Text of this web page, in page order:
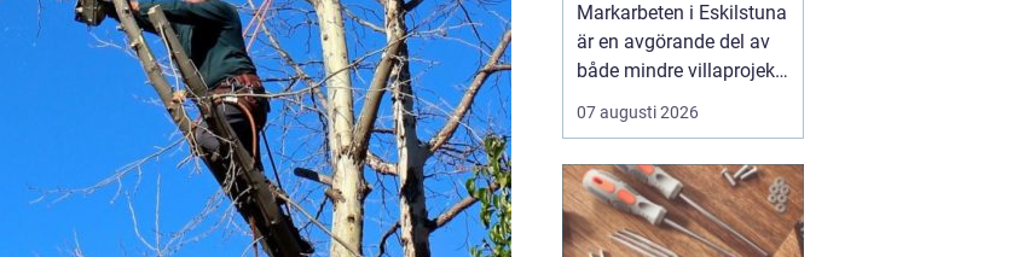
Markarbeten i Eskilstuna
är en avgörande del av
både mindre villaprojekt
och större
byggsatsningar, och rätt
en stabil grund för allt
som ska byggas
ovanpå. När marken
07 augusti 2026